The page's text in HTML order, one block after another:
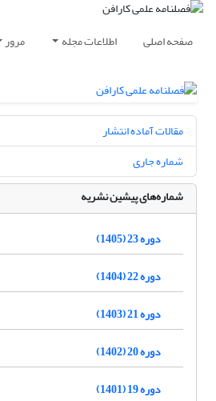
صفحه اصلی اطلاعات مجله مرور
مقالات آماده انتشار
شماره جاری
شماره‌های پیشین نشریه
دوره 23 (1405)
دوره 22 (1404)
دوره 21 (1403)
دوره 20 (1402)
دوره 19 (1401)